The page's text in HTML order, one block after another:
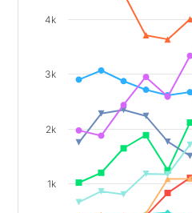
1k
2k
3k
4k